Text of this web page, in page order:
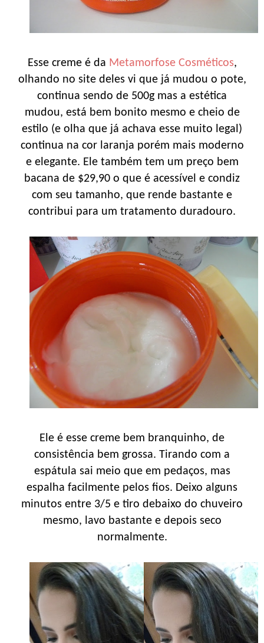
Esse creme é da Metamorfose Cosméticos,
olhando no site deles vi que já mudou o pote,
continua sendo de 500g mas a estética
mudou, está bem bonito mesmo e cheio de
estilo (e olha que já achava esse muito legal)
continua na cor laranja porém mais moderno
e elegante. Ele também tem um preço bem
bacana de $29,90 o que é acessível e condiz
com seu tamanho, que rende bastante e
contribui para um tratamento duradouro.
Ele é esse creme bem branquinho, de
consistência bem grossa. Tirando com a
espátula sai meio que em pedaços, mas
espalha facilmente pelos fios. Deixo alguns
minutos entre 3/5 e tiro debaixo do chuveiro
mesmo, lavo bastante e depois seco
normalmente.